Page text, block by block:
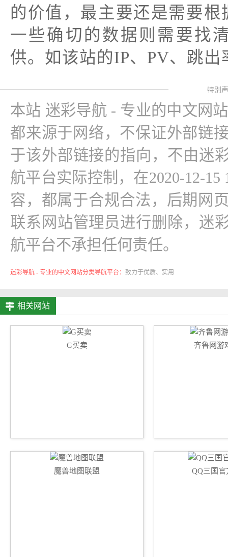
的价值，最主要还是需要
一些确切的数据则需要找
供。如该站的IP、PV、跳出
特别
本站 迷彩导航 - 专业的中文网
都来源于网络，不保证外部链
于该外部链接的指向，不由迷
航平台实际控制，在2020-12-
容，都属于合规合法，后期网
联系网站管理员进行删除，迷
航平台不承担任何责任。
迷彩导航 - 专业的中文网站分类导航平台： 致力于优质、实用
相关网站
G买卖 齐鲁网游
魔兽地图联盟 QQ三国官